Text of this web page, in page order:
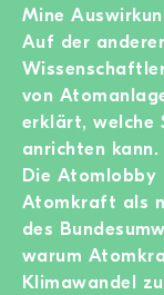
Mine
Auf der
von
erklärt, welche
anrichten kann.
Die Atomlobby
Atomkraft als
des
warum
Klimawandel